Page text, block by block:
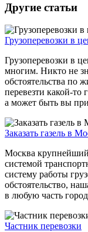
Другие статьи
Грузоперевозки в
Грузоперевозки в
многим. Никто не
обстоятельства по
перевезти какой-то
а может быть вы
Заказать газель в
Москва
системой
систему работы
обстоятельство,
в любую часть
Частник перевозки